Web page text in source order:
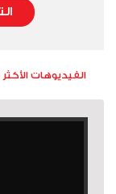
الفيديوهات